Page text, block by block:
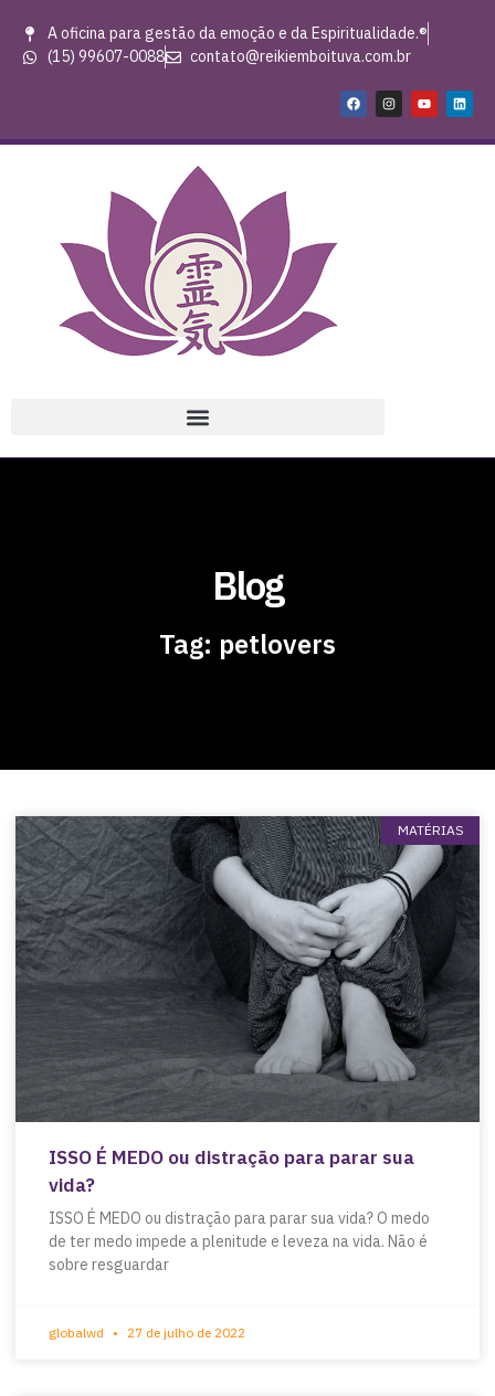
A oficina para gestão da emoção e da Espiritualidade.®
(15) 99607-0088
contato@reikiemboituva.com.br
Blog
Tag: petlovers
MATÉRIAS
ISSO É MEDO ou distração para parar sua
vida?
ISSO É MEDO ou distração para parar sua vida? O medo
de ter medo impede a plenitude e leveza na vida. Não é
sobre resguardar
globalwd 27 de julho de 2022